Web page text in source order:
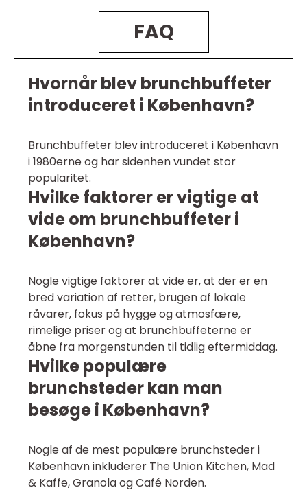
FAQ
Hvornår blev brunchbuffeter
introduceret i København?
Brunchbuffeter blev introduceret i København
i 1980erne og har sidenhen vundet stor
popularitet.
Hvilke faktorer er vigtige at
vide om brunchbuffeter i
København?
Nogle vigtige faktorer at vide er, at der er en
bred variation af retter, brugen af lokale
råvarer, fokus på hygge og atmosfære,
rimelige priser og at brunchbuffeterne er
åbne fra morgenstunden til tidlig eftermiddag.
Hvilke populære
brunchsteder kan man
besøge i København?
Nogle af de mest populære brunchsteder i
København inkluderer The Union Kitchen, Mad
& Kaffe, Granola og Café Norden.